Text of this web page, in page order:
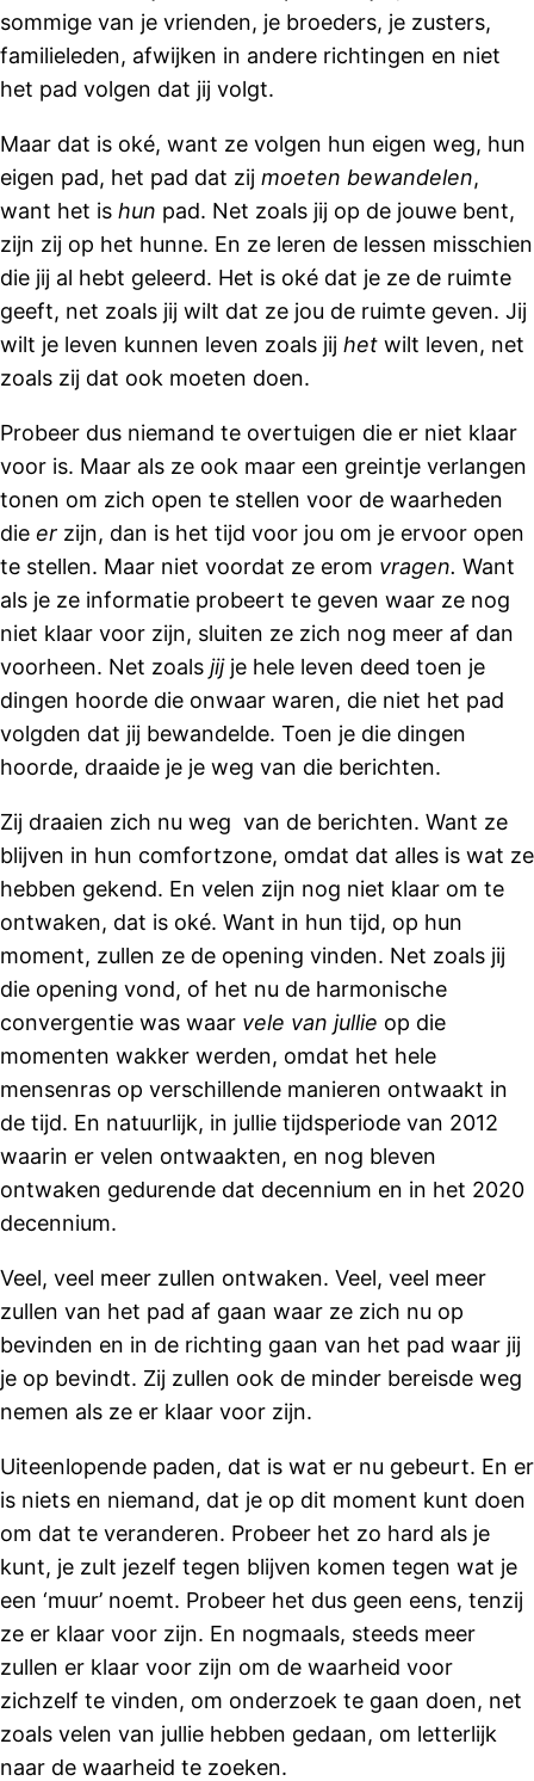
sommige van je vrienden, je broeders, je zusters,
familieleden, afwijken in andere richtingen en niet
het pad volgen dat jij volgt.
Maar dat is oké, want ze volgen hun eigen weg, hun
eigen pad, het pad dat zij moeten bewandelen,
want het is hun pad. Net zoals jij op de jouwe bent,
zijn zij op het hunne. En ze leren de lessen misschien
die jij al hebt geleerd. Het is oké dat je ze de ruimte
geeft, net zoals jij wilt dat ze jou de ruimte geven. Jij
wilt je leven kunnen leven zoals jij het wilt leven, net
zoals zij dat ook moeten doen.
Probeer dus niemand te overtuigen die er niet klaar
voor is. Maar als ze ook maar een greintje verlangen
tonen om zich open te stellen voor de waarheden
die er zijn, dan is het tijd voor jou om je ervoor open
te stellen. Maar niet voordat ze erom vragen. Want
als je ze informatie probeert te geven waar ze nog
niet klaar voor zijn, sluiten ze zich nog meer af dan
voorheen. Net zoals jij je hele leven deed toen je
dingen hoorde die onwaar waren, die niet het pad
volgden dat jij bewandelde. Toen je die dingen
hoorde, draaide je je weg van die berichten.
Zij draaien zich nu weg van de berichten. Want ze
blijven in hun comfortzone, omdat dat alles is wat ze
hebben gekend. En velen zijn nog niet klaar om te
ontwaken, dat is oké. Want in hun tijd, op hun
moment, zullen ze de opening vinden. Net zoals jij
die opening vond, of het nu de harmonische
convergentie was waar vele van jullie op die
momenten wakker werden, omdat het hele
mensenras op verschillende manieren ontwaakt in
de tijd. En natuurlijk, in jullie tijdsperiode van 2012
waarin er velen ontwaakten, en nog bleven
ontwaken gedurende dat decennium en in het 2020
decennium.
Veel, veel meer zullen ontwaken. Veel, veel meer
zullen van het pad af gaan waar ze zich nu op
bevinden en in de richting gaan van het pad waar jij
je op bevindt. Zij zullen ook de minder bereisde weg
nemen als ze er klaar voor zijn.
Uiteenlopende paden, dat is wat er nu gebeurt. En er
is niets en niemand, dat je op dit moment kunt doen
om dat te veranderen. Probeer het zo hard als je
kunt, je zult jezelf tegen blijven komen tegen wat je
een ‘muur’ noemt. Probeer het dus geen eens, tenzij
ze er klaar voor zijn. En nogmaals, steeds meer
zullen er klaar voor zijn om de waarheid voor
zichzelf te vinden, om onderzoek te gaan doen, net
zoals velen van jullie hebben gedaan, om letterlijk
naar de waarheid te zoeken.